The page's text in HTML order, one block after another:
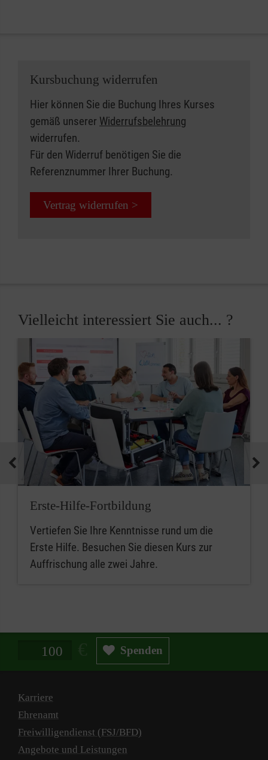
Kursbuchung widerrufen
Hier können Sie die Buchung Ihres Kurses
gemäß unserer Widerrufsbelehrung
widerrufen.
Für den Widerruf benötigen Sie die
Referenznummer Ihrer Buchung.
Vertrag widerrufen >
Vielleicht interessiert Sie auch... ?
Erste-Hilfe-Fortbildung
Vertiefen Sie Ihre Kenntnisse rund um die
Erste Hilfe. Besuchen Sie diesen Kurs zur
Auffrischung alle zwei Jahre.
Spendenbetrag in Euro Spenden
Karriere
Ehrenamt
Freiwilligendienst (FSJ/BFD)
Angebote und Leistungen